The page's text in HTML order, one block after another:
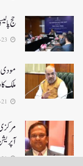
حج پالیسی 2027کا اعلان ،حج کمیٹی کا ممکنہ
ملک
مرکزی
2026-06-21